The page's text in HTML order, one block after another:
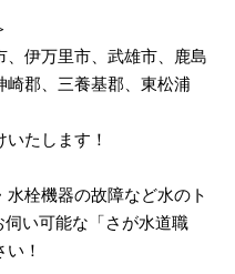
伊万里市、武雄市、鹿島
郡、三養基郡、東松浦
たします！
水栓機器の故障など水のト
い可能な「さが水道職
！